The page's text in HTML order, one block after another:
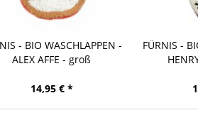
- BIO WASCHLAPPEN -
ALEX AFFE - groß
14,95 € *
FÜRNIS -